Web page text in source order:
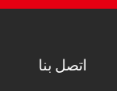
اتصل بنا